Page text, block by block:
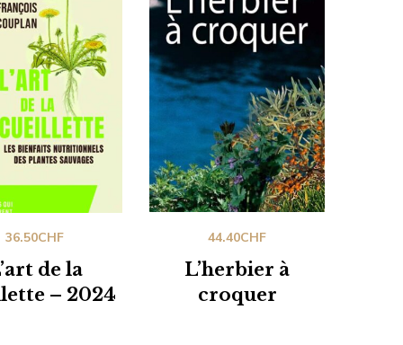
de la
– 2024
36.50CHF
L’herbier à
croquer
44.40CHF